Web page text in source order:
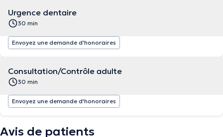
Urgence dentaire
30 min
Envoyez une demande d'honoraires
Consultation/Contrôle adulte
30 min
Envoyez une demande d'honoraires
Avis de patients